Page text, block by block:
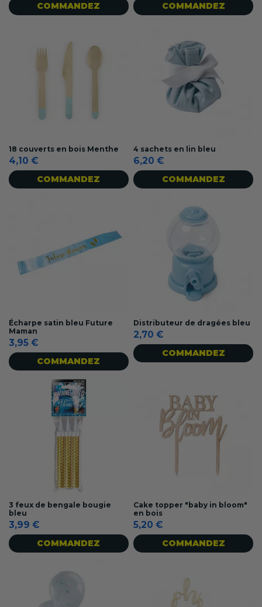
COMMANDEZ
COMMANDEZ
18 couverts en bois Menthe
4,10 €
COMMANDEZ
4 sachets en lin bleu
6,20 €
COMMANDEZ
Écharpe satin bleu Future
Maman
3,95 €
COMMANDEZ
Distributeur de dragées bleu
2,70 €
COMMANDEZ
3 feux de bengale bougie
bleu
3,99 €
COMMANDEZ
Cake topper "baby in bloom"
en bois
5,20 €
COMMANDEZ